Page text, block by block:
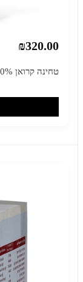
₪320.00
טחינה קרואן 100% שומשום טהור – 1 ק"ג × 12 יחידות (מארז)